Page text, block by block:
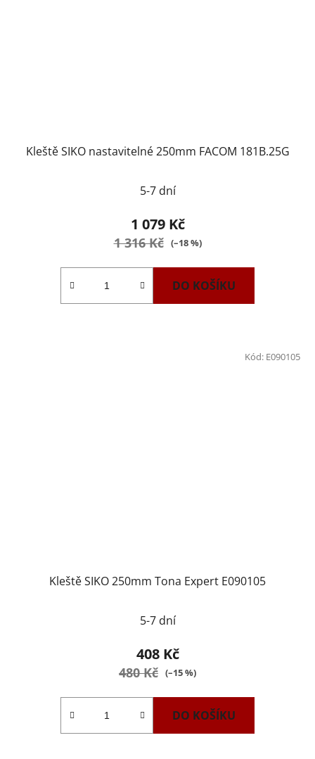
Kleště SIKO nastavitelné 250mm FACOM 181B.25G
5-7 dní
1 079 Kč
1 316 Kč (–18 %)
DO KOŠÍKU
Kleště SIKO 250mm Tona Expert E090105
5-7 dní
408 Kč
480 Kč (–15 %)
DO KOŠÍKU
Kód: E090105